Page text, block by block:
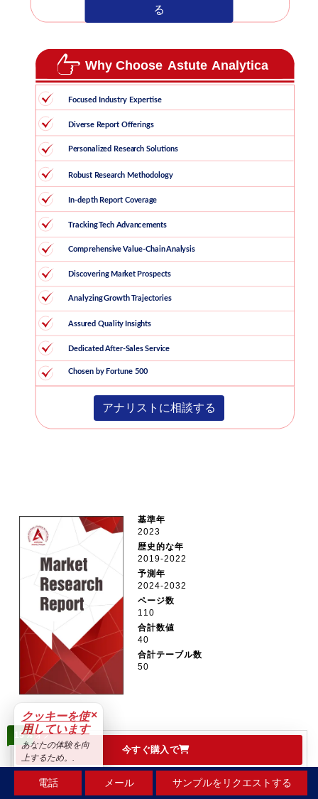
る
アナリストに相談する
基準年
2023
歴史的な年
2019-2022
予測年
2024-2032
ページ数
110
合計数値
40
合計テーブル数
50
今すぐ購入で
15％オフ
電話 メール
サンプルをリクエストする
クッキーを使
用しています
×
あなたの体験を向
上するため。.
受け入れる